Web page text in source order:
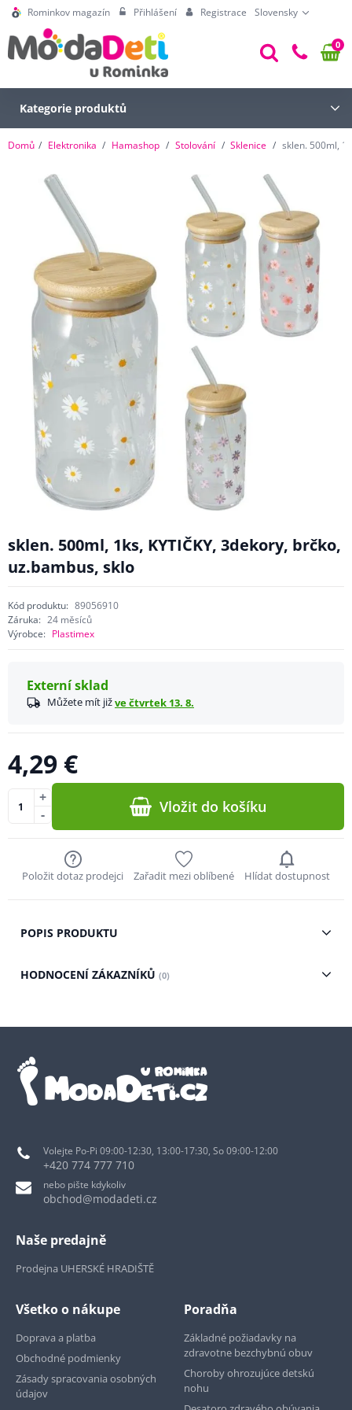
Rominkov magazín Přihlášení Registrace Slovensky
0
Kategorie produktů
Domů Elektronika Hamashop Stolování Sklenice sklen. 500ml,
sklen. 500ml, 1ks, KYTIČKY, 3dekory, brčko,
uz.bambus, sklo
Kód produktu: 89056910
Záruka: 24 měsíců
Výrobce: Plastimex
Externí sklad
Můžete mít jižve čtvrtek 13. 8.
4,29 €
-
+ Vložit do košíku
Položit dotaz prodejci Zařadit mezi oblíbené Hlídat dostupnost
POPIS PRODUKTU
HODNOCENÍ ZÁKAZNÍKŮ (0)
Volejte Po-Pi 09:00-12:30, 13:00-17:30, So 09:00-12:00
+420 774 777 710
nebo pište kdykoliv
obchod@modadeti.cz
Naše predajně
Prodejna UHERSKÉ HRADIŠTĚ
Všetko o nákupe
Doprava a platba
Obchodné podmienky
Zásady spracovania osobných
údajov
Poradňa
Základné požiadavky na
zdravotne bezchybnú obuv
Choroby ohrozujúce detskú
nohu